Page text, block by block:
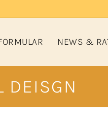
NEWS &
DEISGN